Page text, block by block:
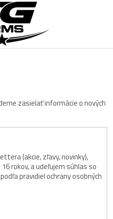
zasielať informácie o nových
(akcie, zľavy, novinky),
rokov, a udeľujem súhlas so
pravidiel ochrany osobných